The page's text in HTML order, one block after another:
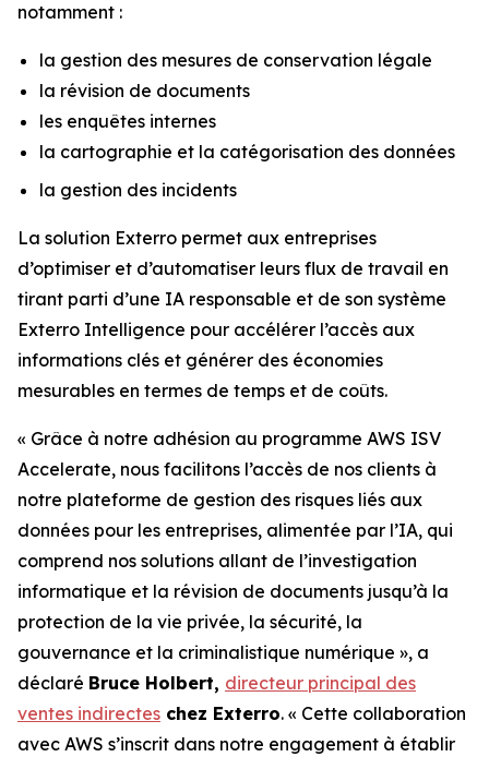
notamment :
la gestion des mesures de conservation légale
la révision de documents
les enquêtes internes
la cartographie et la catégorisation des données
la gestion des incidents
La solution Exterro permet aux entreprises
d’optimiser et d’automatiser leurs flux de travail en
tirant parti d’une IA responsable et de son système
Exterro Intelligence pour accélérer l’accès aux
informations clés et générer des économies
mesurables en termes de temps et de coûts.
« Grâce à notre adhésion au programme AWS ISV
Accelerate, nous facilitons l’accès de nos clients à
notre plateforme de gestion des risques liés aux
données pour les entreprises, alimentée par l’IA, qui
comprend nos solutions allant de l’investigation
informatique et la révision de documents jusqu’à la
protection de la vie privée, la sécurité, la
gouvernance et la criminalistique numérique », a
déclaré Bruce Holbert, directeur principal des
ventes indirectes chez Exterro. « Cette collaboration
avec AWS s’inscrit dans notre engagement à établir